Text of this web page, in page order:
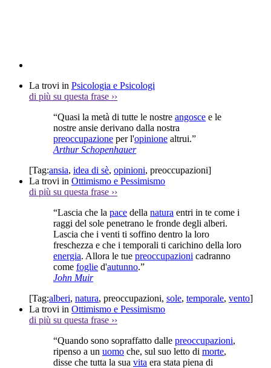
La trovi in Psicologia e Psicologi
di più su questa frase ››
“Quasi la metà di tutte le nostre angosce e le
nostre ansie derivano dalla nostra
preoccupazione per l'opinione altrui.”
Arthur Schopenhauer
[Tag:ansia, idea di sè, opinioni, preoccupazioni]
La trovi in Ottimismo e Pessimismo
di più su questa frase ››
“Lascia che la pace della natura entri in te come i
raggi del sole penetrano le fronde degli alberi.
Lascia che i venti ti soffino dentro la loro
freschezza e che i temporali ti carichino della loro
energia. Allora le tue preoccupazioni cadranno
come foglie d'autunno.”
John Muir
[Tag:alberi, natura, preoccupazioni, sole, temporale, vento]
La trovi in Ottimismo e Pessimismo
di più su questa frase ››
“Quando sono sopraffatto dalle preoccupazioni,
ripenso a un uomo che, sul suo letto di morte,
disse che tutta la sua vita era stata piena di